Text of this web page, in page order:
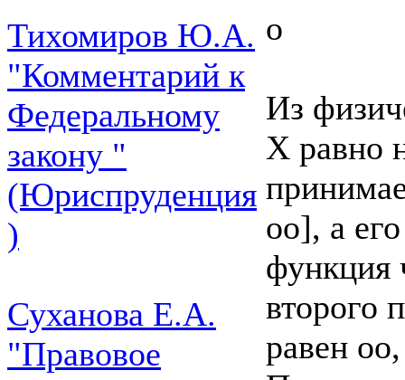
Тихомиров Ю.А.
"Комментарий к
Федеральному
закону "
(Юриспруденция
)
Суханова Е.А.
"Правовое
о
Из
X равно
оо], а
функция
второго
равен